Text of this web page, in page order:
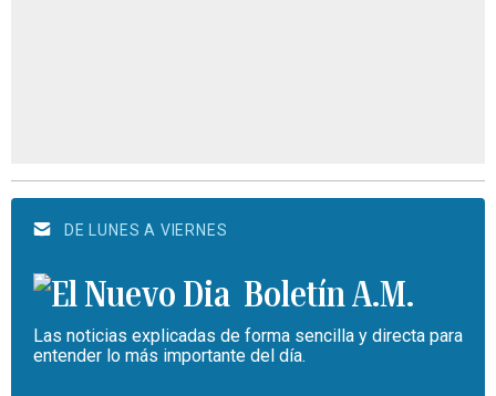
DE LUNES A VIERNES
Boletín A.M.
Las noticias explicadas de forma sencilla y directa para
entender lo más importante del día.